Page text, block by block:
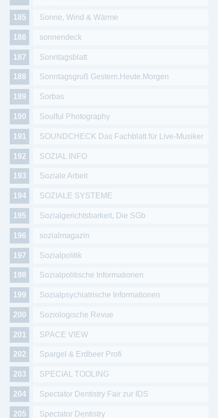
Sonne, Wind & Wärme
sonnendeck
Sonntagsblatt
Sonntagsgruß Gestern.Heute.Morgen
Sorbas
Soulful Photography
SOUNDCHECK Das Fachblatt für Live-Musiker
SOZIAL INFO
Soziale Arbeit
SOZIALE SYSTEME
Sozialgerichtsbarkeit, Die SGb
sozialmagazin
Sozialpolitik
Sozialpolitische Informationen
Sozialpsychiatrische Informationen
Soziologische Revue
SPACE VIEW
Spargel & Erdbeer Profi
SPECIAL TOOLING
Spectator Dentistry Fair zur IDS
Spectator Dentistry